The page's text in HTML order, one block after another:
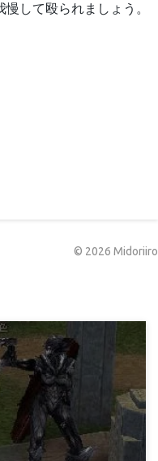
して殴られましょう。
© 2026 Midoriiro